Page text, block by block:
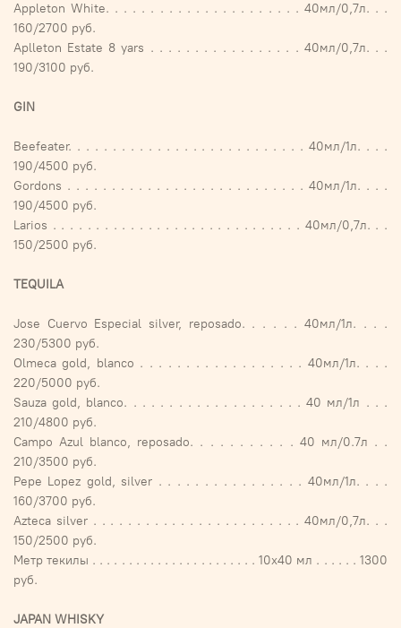
Appleton White. . . . . . . . . . . . . . . . . . . . . . 40мл/0,7л. . .
160/2700 руб.
Aplleton Estate 8 yars . . . . . . . . . . . . . . . . . 40мл/0,7л. . .
190/3100 руб.
GIN
Beefeater. . . . . . . . . . . . . . . . . . . . . . . . . . . 40мл/1л. . . .
190/4500 руб.
Gordons . . . . . . . . . . . . . . . . . . . . . . . . . . . 40мл/1л. . . .
190/4500 руб.
Larios . . . . . . . . . . . . . . . . . . . . . . . . . . . . . 40мл/0,7л. . .
150/2500 руб.
TEQUILA
Jose Cuervo Especial silver, reposado. . . . . . 40мл/1л. . . .
230/5300 руб.
Olmeca gold, blanco . . . . . . . . . . . . . . . . . . 40мл/1л. . . .
220/5000 руб.
Sauza gold, blanco. . . . . . . . . . . . . . . . . . . . 40 мл/1л . . .
210/4800 руб.
Campo Azul blanco, reposado. . . . . . . . . . . 40 мл/0.7л . .
210/3500 руб.
Pepe Lopez gold, silver . . . . . . . . . . . . . . . . 40мл/1л. . . .
160/3700 руб.
Azteca silver . . . . . . . . . . . . . . . . . . . . . . . . 40мл/0,7л. . .
150/2500 руб.
Метр текилы . . . . . . . . . . . . . . . . . . . . . . . 10х40 мл . . . . . . 1300
руб.
JAPAN WHISKY